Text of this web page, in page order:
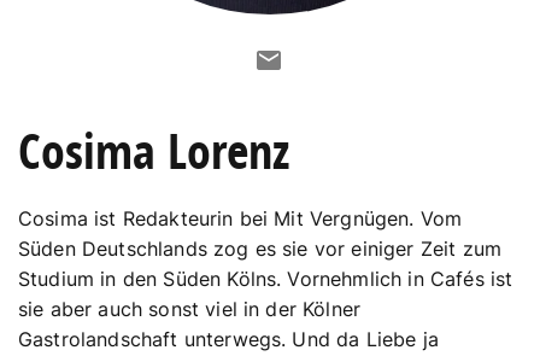
Cosima Lorenz
Cosima ist Redakteurin bei Mit Vergnügen. Vom
Süden Deutschlands zog es sie vor einiger Zeit zum
Studium in den Süden Kölns. Vornehmlich in Cafés ist
sie aber auch sonst viel in der Kölner
Gastrolandschaft unterwegs. Und da Liebe ja